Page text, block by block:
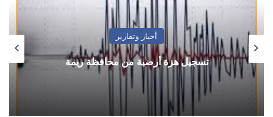
أخبار وتقارير
تسجيل هزة أرضية من محافظة ريمة